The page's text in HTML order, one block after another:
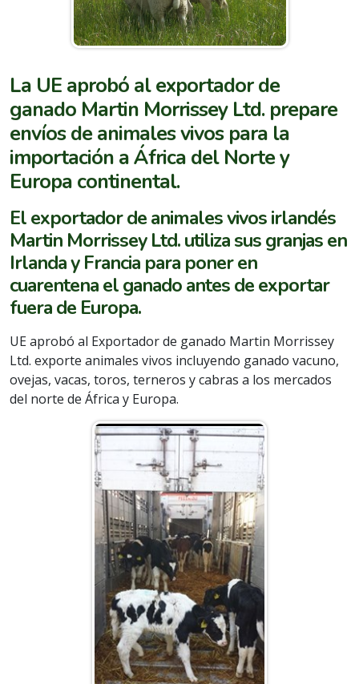
La UE aprobó al exportador de
ganado Martin Morrissey Ltd. prepare
envíos de animales vivos para la
importación a África del Norte y
Europa continental.
El exportador de animales vivos irlandés
Martin Morrissey Ltd. utiliza sus granjas en
Irlanda y Francia para poner en
cuarentena el ganado antes de exportar
fuera de Europa.
UE aprobó al Exportador de ganado Martin Morrissey
Ltd. exporte animales vivos incluyendo ganado vacuno,
ovejas, vacas, toros, terneros y cabras a los mercados
del norte de África y Europa.